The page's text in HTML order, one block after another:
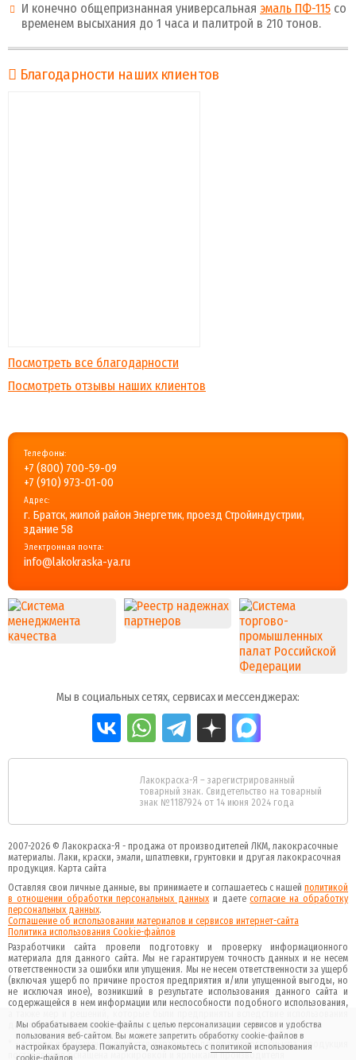
И конечно общепризнанная универсальная эмаль ПФ-115 со
временем высыхания до 1 часа и палитрой в 210 тонов.
Благодарности наших клиентов
Посмотреть все благодарности
Посмотреть отзывы наших клиентов
Телефоны:
+7 (800) 700-59-09
+7 (910) 973-01-00
Адрес:
г. Братск, жилой район Энергетик, проезд Стройиндустрии,
здание 58
Электронная почта:
info@lakokraska-ya.ru
Мы в социальных сетях, сервисах и мессенджерах:
Лакокраска-Я – зарегистрированный
товарный знак. Свидетельство на товарный
знак №1187924 от 14 июня 2024 года
2007-2026 © Лакокраска-Я - продажа от производителей ЛКМ, лакокрасочные
материалы. Лаки, краски, эмали, шпатлевки, грунтовки и другая лакокрасочная
продукция. Карта сайта
Оставляя свои личные данные, вы принимаете и соглашаетесь с нашей политикой
в отношении обработки персональных данных и даетеcогласие на обработку
персональных данных.
Соглашение об использовании материалов и сервисов интернет-сайта
Политика использования Cookie-файлов
Разработчики сайта провели подготовку и проверку информационного
материала для данного сайта. Мы не гарантируем точность данных и не несем
ответственности за ошибки или упущения. Мы не несем ответственности за ущерб
(включая ущерб по причине простоя предприятия и/или упущенной выгоды, но
не исключая иное), возникший в результате использования данного сайта и
содержащейся в нем информации или неспособности подобного использования,
данного сайта и данной информации.
* - данное изображение является картинкой декоративного смысла, продукция
поставляемая оснащена маркировкой и ярлыками производителя
Мы обрабатываем cookie-файлы с целью персонализации сервисов и удобства
пользования веб-сайтом. Вы можете запретить обработку cookie-файлов в
настройках браузера. Пожалуйста, ознакомьтесь с политикой использования